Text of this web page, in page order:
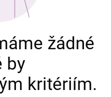
žádné
by
kritériím.